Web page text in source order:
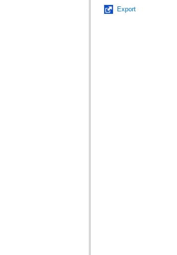
Export